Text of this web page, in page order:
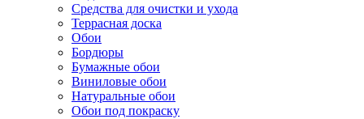
Средства для очистки и ухода
Террасная доска
Обои
Бордюры
Бумажные обои
Виниловые обои
Натуральные обои
Обои под покраску